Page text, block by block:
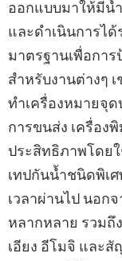
ออกแบบมาให้มีน้
และดำเนินการได้
มาตรฐานเพื่อการ
สำหรับงานต่างๆ
ทำเครื่องหมายจุด
การขนส่ง เครื่อง
ประสิทธิภาพโดย
เทปกันน้ำชนิดพิเ
เวลาผ่านไป นอก
หลากหลาย รวมถึ
เอียง อีโมจิ และ